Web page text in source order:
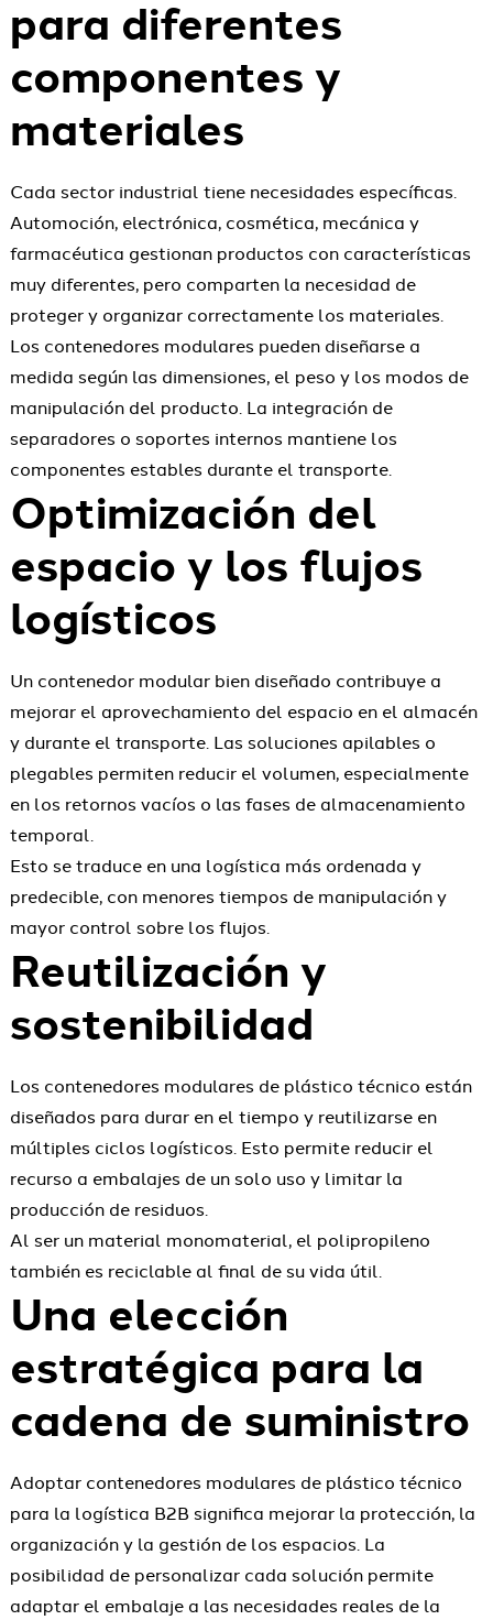
para diferentes
componentes y
materiales
Cada sector industrial tiene necesidades específicas.
Automoción, electrónica, cosmética, mecánica y
farmacéutica gestionan productos con características
muy diferentes, pero comparten la necesidad de
proteger y organizar correctamente los materiales.
Los contenedores modulares pueden diseñarse a
medida según las dimensiones, el peso y los modos de
manipulación del producto. La integración de
separadores o soportes internos mantiene los
componentes estables durante el transporte.
Optimización del
espacio y los flujos
logísticos
Un contenedor modular bien diseñado contribuye a
mejorar el aprovechamiento del espacio en el almacén
y durante el transporte. Las soluciones apilables o
plegables permiten reducir el volumen, especialmente
en los retornos vacíos o las fases de almacenamiento
temporal.
Esto se traduce en una logística más ordenada y
predecible, con menores tiempos de manipulación y
mayor control sobre los flujos.
Reutilización y
sostenibilidad
Los contenedores modulares de plástico técnico están
diseñados para durar en el tiempo y reutilizarse en
múltiples ciclos logísticos. Esto permite reducir el
recurso a embalajes de un solo uso y limitar la
producción de residuos.
Al ser un material monomaterial, el polipropileno
también es reciclable al final de su vida útil.
Una elección
estratégica para la
cadena de suministro
Adoptar contenedores modulares de plástico técnico
para la logística B2B significa mejorar la protección, la
organización y la gestión de los espacios. La
posibilidad de personalizar cada solución permite
adaptar el embalaje a las necesidades reales de la